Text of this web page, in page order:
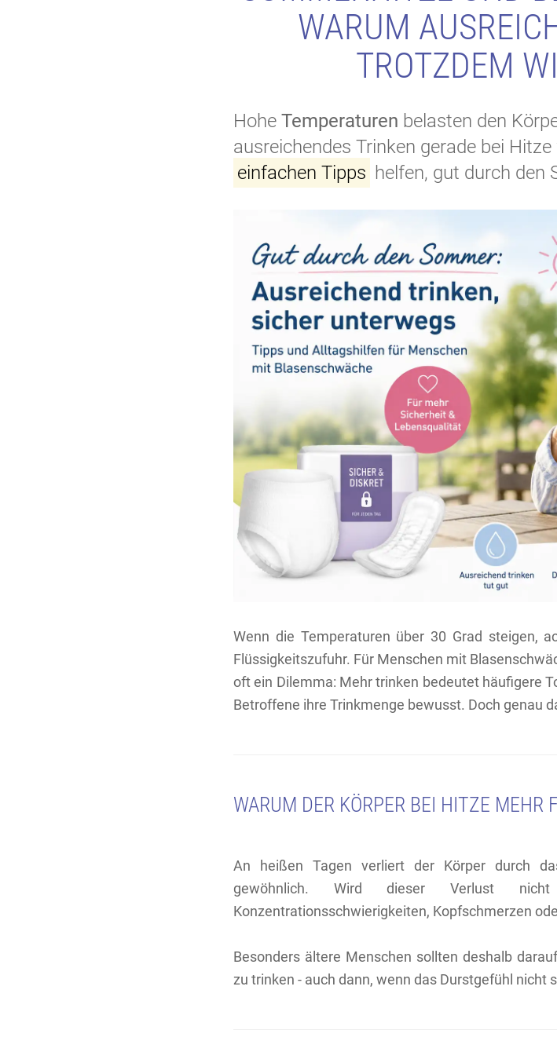
WARUM
TROTZDEM
Hohe Temperaturen belasten den
ausreichendes Trinken gerade bei
einfachen Tipps helfen, gut durch den
Wenn die Temperaturen über 30 Grad steigen,
Flüssigkeitszufuhr. Für Menschen mit
oft ein Dilemma: Mehr trinken bedeutet häufigere
Betroffene ihre Trinkmenge bewusst. Doch genau
WARUM DER KÖRPER BEI HITZE MEHR
An heißen Tagen verliert der Körper durch
gewöhnlich. Wird dieser Verlust nicht
Konzentrationsschwierigkeiten, Kopfschmerzen
Besonders ältere Menschen sollten deshalb
zu trinken - auch dann, wenn das Durstgefühl nicht